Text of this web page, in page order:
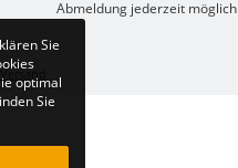
Abmeldung jederzeit möglich
Versand
Sie
optimal
Sie